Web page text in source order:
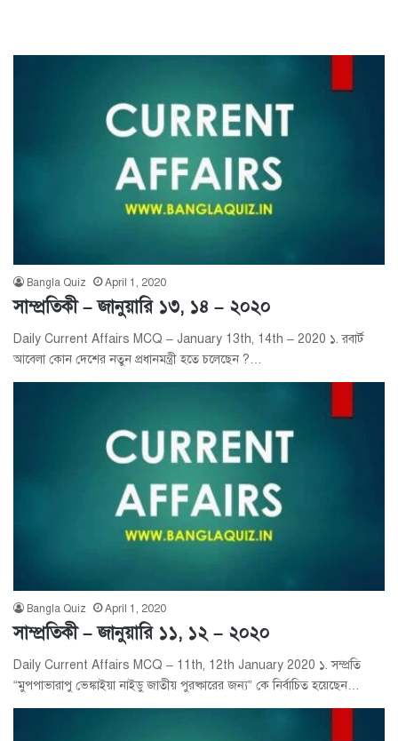
Bangla Quiz April 1, 2020
সাম্প্রতিকী – জানুয়ারি ১৩, ১৪ – ২০২০
Daily Current Affairs MCQ – January 13th, 14th – 2020 ১. রবার্ট
আবেলা কোন দেশের নতুন প্রধানমন্ত্রী হতে চলেছেন ?…
Bangla Quiz April 1, 2020
সাম্প্রতিকী – জানুয়ারি ১১, ১২ – ২০২০
Daily Current Affairs MCQ – 11th, 12th January 2020 ১. সম্প্রতি
“মুপপাভারাপু ভেঙ্কাইয়া নাইডু জাতীয় পুরষ্কারের জন্য” কে নির্বাচিত হয়েছেন…